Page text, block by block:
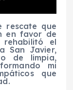
rescate que
en favor de
rehabilitó el
San Javier,
de limpia,
mi
que